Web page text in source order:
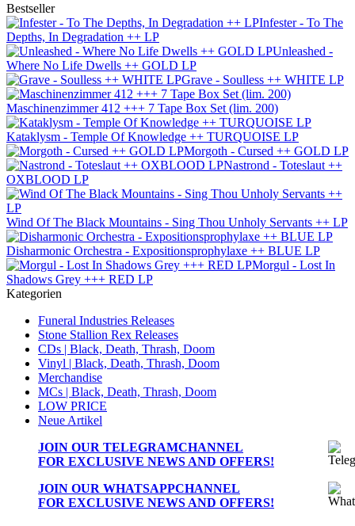
Bestseller
Infester - To The
Depths, In Degradation ++ LP
Unleashed -
Where No Life Dwells ++ GOLD LP
Grave - Soulless ++ WHITE LP
Maschinenzimmer 412 +++ 7 Tape Box Set (lim. 200)
Kataklysm - Temple Of Knowledge ++ TURQUOISE LP
Morgoth - Cursed ++ GOLD LP
Nastrond - Toteslaut ++
OXBLOOD LP
Wind Of The Black Mountains - Sing Thou Unholy Servants ++ LP
Disharmonic Orchestra - Expositionsprophylaxe ++ BLUE LP
Morgul - Lost In
Shadows Grey +++ RED LP
Kategorien
Funeral Industries Releases
Stone Stallion Rex Releases
CDs | Black, Death, Thrash, Doom
Vinyl | Black, Death, Thrash, Doom
Merchandise
MCs | Black, Death, Thrash, Doom
LOW PRICE
Neue Artikel
JOIN OUR TELEGRAMCHANNEL
FOR EXCLUSIVE NEWS AND OFFERS!
JOIN OUR WHATSAPPCHANNEL
FOR EXCLUSIVE NEWS AND OFFERS!